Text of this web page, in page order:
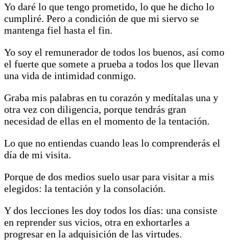
Yo daré lo que tengo prometido, lo que he dicho lo
cumpliré. Pero a condición de que mi siervo se
mantenga fiel hasta el fin.
Yo soy el remunerador de todos los buenos, así como
el fuerte que somete a prueba a todos los que llevan
una vida de intimidad conmigo.
Graba mis palabras en tu corazón y medítalas una y
otra vez con diligencia, porque tendrás gran
necesidad de ellas en el momento de la tentación.
Lo que no entiendas cuando leas lo comprenderás el
día de mi visita.
Porque de dos medios suelo usar para visitar a mis
elegidos: la tentación y la consolación.
Y dos lecciones les doy todos los días: una consiste
en reprender sus vicios, otra en exhortarles a
progresar en la adquisición de las virtudes.